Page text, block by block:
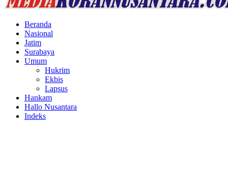
Beranda
Nasional
Jatim
Surabaya
Umum
Hukrim
Ekbis
Lapsus
Hankam
Hallo Nusantara
Indeks